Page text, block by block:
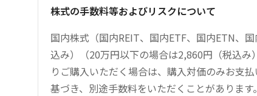
株式の手数料等およびリスクについて
国内株式（国内REIT、国内ETF、国内ETN、
込み）（20万円以下の場合は2,860円（税込
りご購入いただく場合は、購入対価のみお支
基づき、別途手数料をいただくことがありま